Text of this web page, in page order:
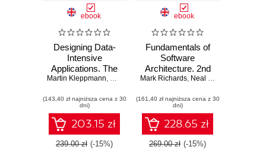
ebook
Designing Data-
Intensive
Applications. The
Big Ideas Behind
and Maintainable
Systems. 2nd
Edition
Martin Kleppmann, Chris Riccomini
(143,40 zł najniższa cena z 30
dni)
203.15 zł
239.00 zł (-15%)
ebook
Fundamentals of
Software
Architecture. 2nd
Edition
Mark Richards, Neal Ford
(161,40 zł najniższa cena z 30
dni)
228.65 zł
269.00 zł (-15%)